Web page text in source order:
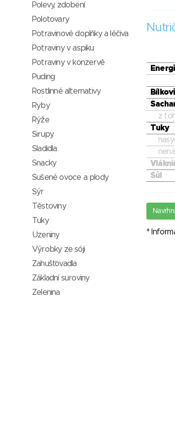
z
Tuky
Sůl
*
Polevy, zdobení
Polotovary
Potravinové doplňky a léčiva
Potraviny v aspiku
Potraviny v konzervě
Puding
Rostlinné alternativy
Ryby
Rýže
Sirupy
Sladidla
Snacky
Sušené ovoce a plody
Sýr
Těstoviny
Tuky
Uzeniny
Výrobky ze sóji
Zahušťovadla
Základní suroviny
Zelenina